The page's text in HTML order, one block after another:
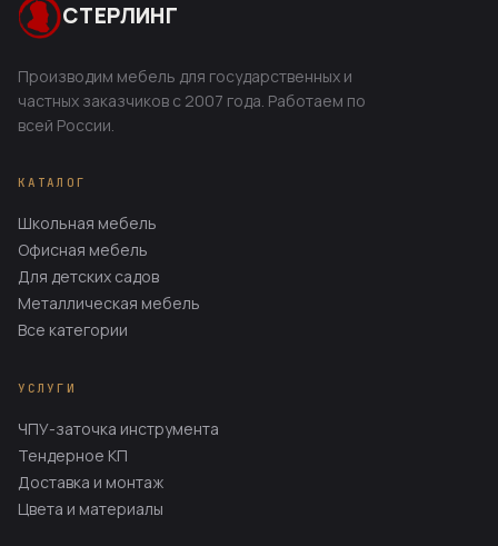
СТЕРЛИНГ
Производим мебель для государственных и
частных заказчиков с 2007 года. Работаем по
всей России.
КАТАЛОГ
Школьная мебель
Офисная мебель
Для детских садов
Металлическая мебель
Все категории
УСЛУГИ
ЧПУ-заточка инструмента
Тендерное КП
Доставка и монтаж
Цвета и материалы